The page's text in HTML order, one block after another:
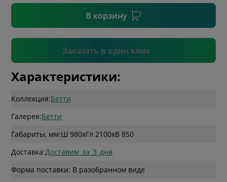
В корзину
Заказать в один клик
Подтвердить
Характеристики:
Коллекция:Бетти
Галерея:Бетти
Габариты, мм:Ш 980xГл 2100xВ 850
Доставка:Доставим_за_3_дня
Форма поставки: В разобранном виде